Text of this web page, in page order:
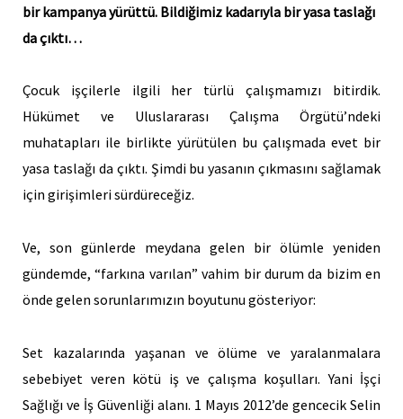
bir kampanya yürüttü. Bildiğimiz kadarıyla bir yasa taslağı
da çıktı…
Çocuk işçilerle ilgili her türlü çalışmamızı bitirdik.
Hükümet ve Uluslararası Çalışma Örgütü’ndeki
muhatapları ile birlikte yürütülen bu çalışmada evet bir
yasa taslağı da çıktı. Şimdi bu yasanın çıkmasını sağlamak
için girişimleri sürdüreceğiz.
Ve, son günlerde meydana gelen bir ölümle yeniden
gündemde, “farkına varılan” vahim bir durum da bizim en
önde gelen sorunlarımızın boyutunu gösteriyor:
Set kazalarında yaşanan ve ölüme ve yaralanmalara
sebebiyet veren kötü iş ve çalışma koşulları. Yani İşçi
Sağlığı ve İş Güvenliği alanı. 1 Mayıs 2012’de gencecik Selin